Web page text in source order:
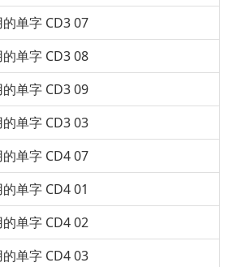
单字 CD3 07
单字 CD3 08
单字 CD3 09
单字 CD3 03
单字 CD4 07
单字 CD4 01
单字 CD4 02
单字 CD4 03